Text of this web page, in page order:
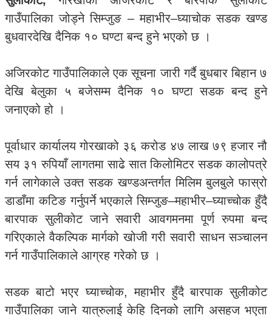
गाउँपालिका जोड्ने सिम्जुङ – महाभीर–घ्याचोक सडक खण्ड
बुधवारदेखि दैनिक १० घण्टा बन्द हुने भएको छ ।
अजिरकोट गाउँपालिकाले एक सूचना जारी गर्दै बुधबार बिहान ७
देखि बेलुका ५ बजेसम्म दैनिक १० घण्टा सडक बन्द हुने
जनाएको हो ।
पूर्वाधार कार्यालय गोरखाको ३६ करोड ४७ लाख ७९ हजार नौ
सय ३१ रुपियाँ लागतमा साढे सात किलोमिटर सडक कालोपत्रे
गर्न लागेकाले उक्त सडक खण्डअन्तर्गत मिलिम बुलबुले फास्रो
डाडाँमा कटिङ गर्नुपर्ने भएकाले सिम्जुङ–महाभीर–घ्याच्चोक हुँदै
बारपाक सुलीकोट जाने सवारी आवगमनमा पूर्ण रुपमा बन्द
गरिएकाले वैकल्पिक मार्गको खोजी गरी सवारी साधन सञ्चालन
गर्न गाउँपालिकाले आग्रह गरेको छ ।
सडक बाटो भएर घ्याच्चोक, महाभीर हुँदै बारपाक सुलीकोट
गाउँपालिका जाने यात्रुलाई केहि दिनको लागि असहज भएता